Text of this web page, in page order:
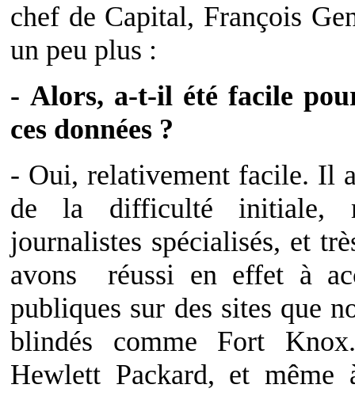
chef de Capital, François
un peu plus :
- Alors, a-t-il été facile
ces données ?
- Oui, relativement facile. Il
de la difficulté initiale,
journalistes spécialisés, et
avons réussi en effet à
publiques sur des sites que
blindés comme Fort
Hewlett Packard, et